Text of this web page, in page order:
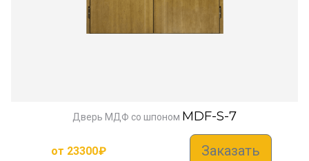
Дверь МДФ со шпоном MDF-S-7
от 23300₽ Заказать